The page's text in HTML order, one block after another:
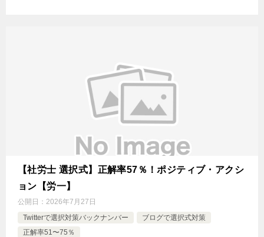
【社労士 選択式】正解率57％！ポジティブ・アクシ
ョン【労一】
公開日： 2026年7月27日
Twitterで選択対策バックナンバー
ブログで選択式対策
正解率51〜75％